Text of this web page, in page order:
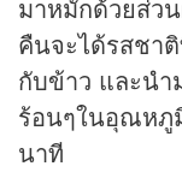
มาหมักด้วยส่ว
คืนจะได้รสชา
กับข้าว และน
ร้อนๆในอุณหภู
นาที